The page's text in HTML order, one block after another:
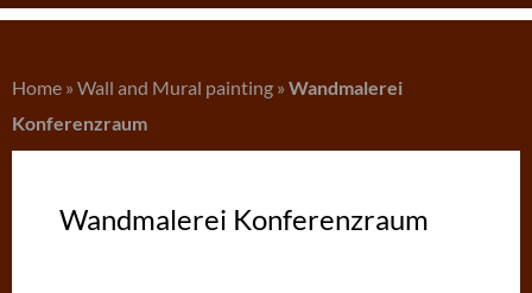
Home » Wall and Mural painting » Wandmalerei
Konferenzraum
Wandmalerei Konferenzraum